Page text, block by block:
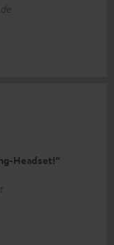
Headset!“